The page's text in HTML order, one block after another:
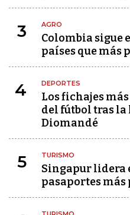
3 AGRO
Colombia sigue
países que más
4 DEPORTES
Los fichajes
del fútbol tras la
Diomandé
5 TURISMO
Singapur lidera
pasaportes más